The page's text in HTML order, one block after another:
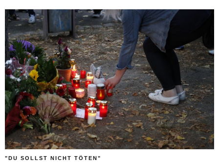
"DU SOLLST NICHT TÖTEN"